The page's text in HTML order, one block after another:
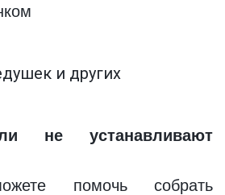
и других
не устанавливают
помочь собрать